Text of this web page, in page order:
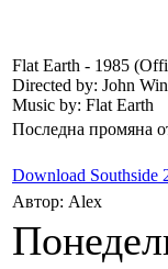
Flat Earth - 1985
Directed by: John
Music by: Flat Earth
Последна промяна
Download Southside
Автор: Alex